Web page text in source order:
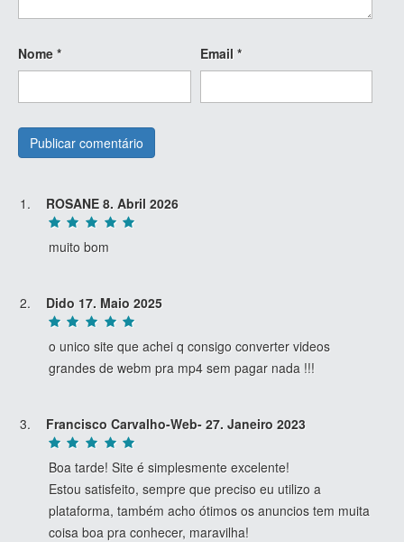
Nome * Email *
ROSANE 8. Abril 2026
muito bom
Dido 17. Maio 2025
o unico site que achei q consigo converter videos
grandes de webm pra mp4 sem pagar nada !!!
Francisco Carvalho-Web- 27. Janeiro 2023
Boa tarde! Site é simplesmente excelente!
Estou satisfeito, sempre que preciso eu utilizo a
plataforma, também acho ótimos os anuncios tem muita
coisa boa pra conhecer, maravilha!